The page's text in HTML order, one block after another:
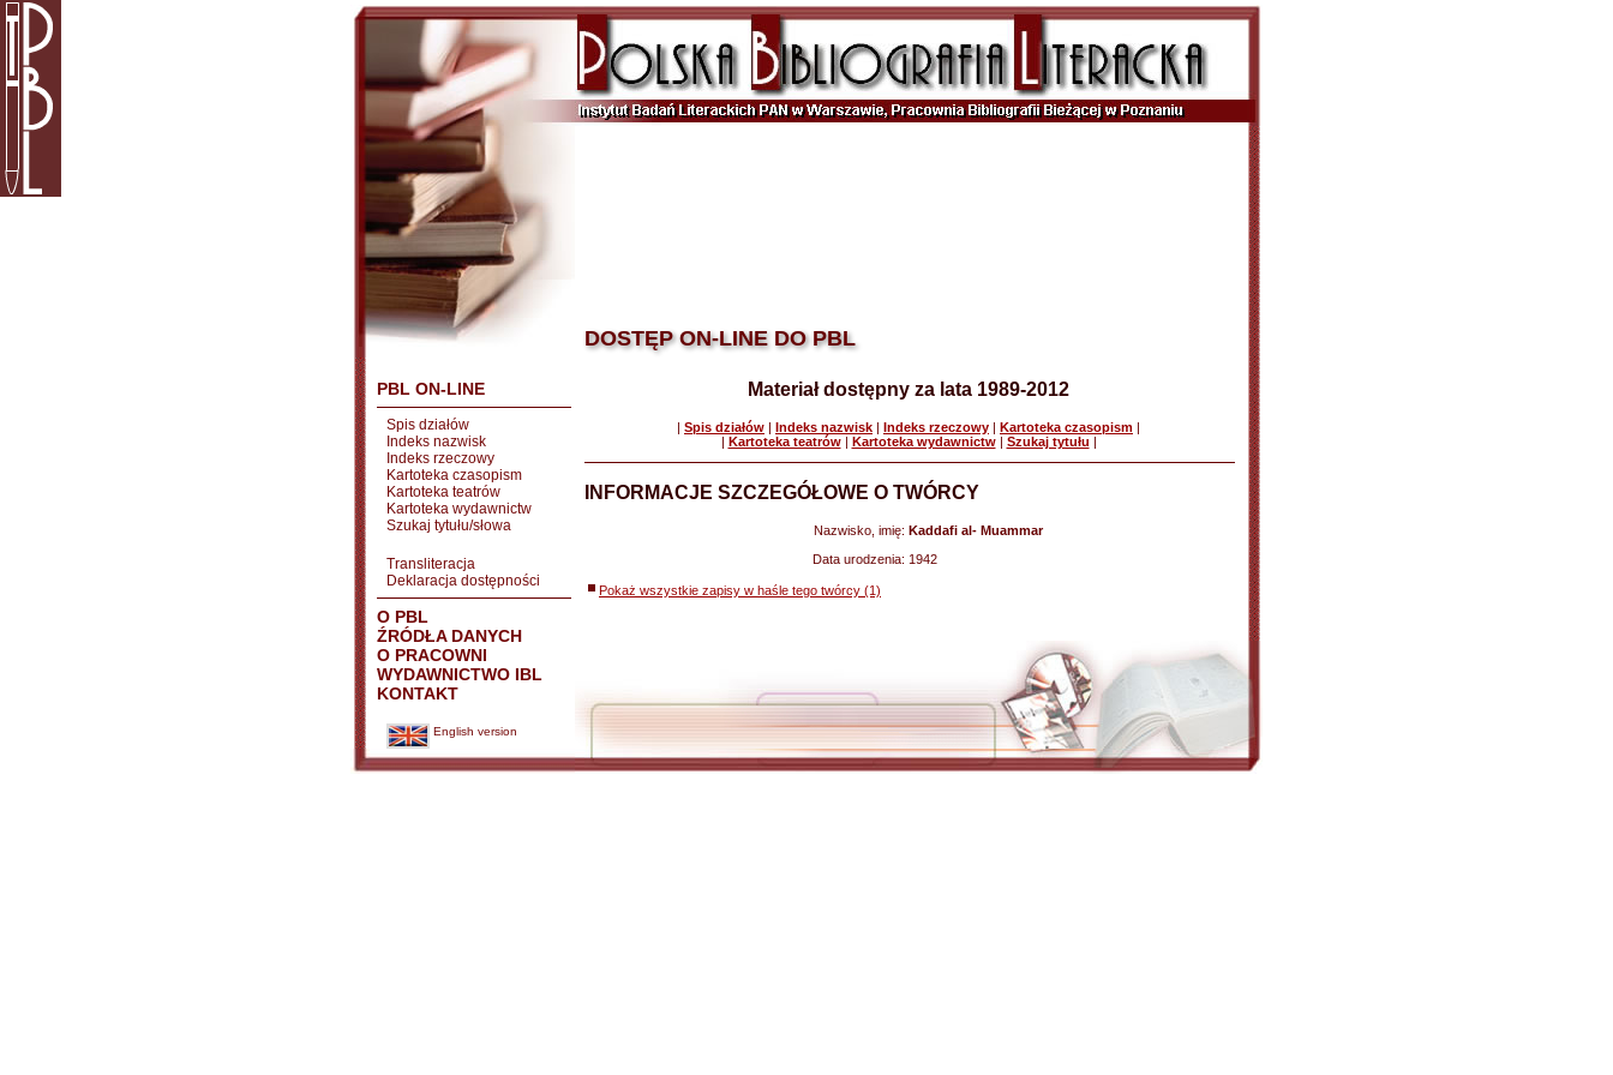
PBL ON-LINE
Spis działów
Indeks nazwisk
Indeks rzeczowy
Kartoteka czasopism
Kartoteka teatrów
Kartoteka wydawnictw
Szukaj tytułu/słowa
Transliteracja
Deklaracja dostępności
O PBL
ŹRÓDŁA DANYCH
O PRACOWNI
WYDAWNICTWO IBL
KONTAKT
English version
DOSTĘP ON-LINE DO PBL
Materiał dostępny za lata 1989-2012
| Spis działów | Indeks nazwisk | Indeks rzeczowy | Kartoteka czasopism |
| Kartoteka teatrów| Kartoteka wydawnictw| Szukaj tytułu |
INFORMACJE SZCZEGÓŁOWE O TWÓRCY
Nazwisko, imię: Kaddafi al- Muammar
Data urodzenia: 1942
Pokaż wszystkie zapisy w haśle tego twórcy (1)